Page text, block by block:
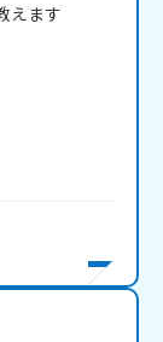
えます